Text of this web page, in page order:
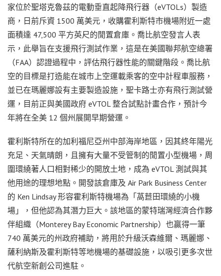
家位於聖塔克魯茲的電動垂直起降飛行器（eVTOLs）製造
商，日前斥資 1500 萬美元，收購霍利斯特市機場附近一處
面積達 47,500 平方英尺的閒置倉庫。喬比航空發言人表
示，此舉旨在支援飛行測試作業，這是在美國聯邦航空總署
（FAA）認證過程中，評估飛行器性能的關鍵階段。喬比航
空的目標是打造能在城市上空運載乘客的空中計程車服務，
並已在瑪麗娜設有主要製造設施，聖卡路士亦有飛行測試營
運，目前正與美國政府 eVTOL 整合試點計畫合作，預計今
年將在全美 12 個州展開早期營運。
霍利斯特所在的加利福尼亞州中部海岸地區，因其終年陽光
充足、天氣晴朗，且擁有大量不受管制的閒置小型機場，周
圍環繞著人口相對稀少的開放土地，成為 eVTOL 測試與其
他用途的理想地點。開發該倉庫及 Air Park Business Center
的 Ken Lindsay 形容霍利斯特機場為「萵苣田環繞的小機
場」，但他認為其潛力巨大。該地區的蒙特瑞灣經濟合作夥
伴組織（Monterey Bay Economic Partnership）也贏得一筆
740 萬美元的州政府補助，將用於升級沃森維爾、瑪麗娜、
薩利納斯及霍利斯特等地機場的基礎設施，以吸引更多次世
代航空新創公司進駐。